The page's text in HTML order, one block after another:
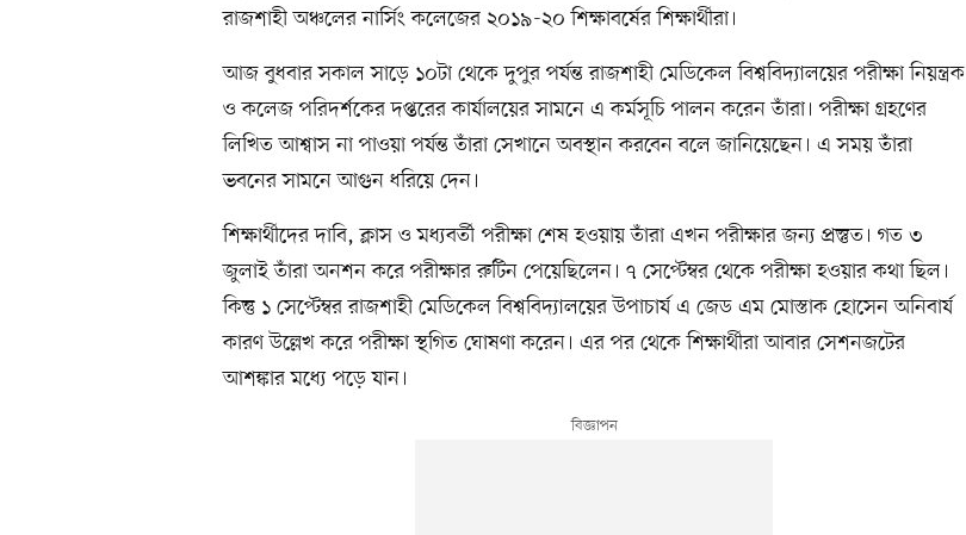
রাজশাহী অঞ্চলের নার্সিং কলেজের ২০১৯-২০ শিক্ষাবর্ষের শিক্ষার্থীরা।
আজ বুধবার সকাল সাড়ে ১০টা থেকে দুপুর পর্যন্ত রাজশাহী মেডিকেল বিশ্ববিদ্যালয়ের পরীক্ষা নিয়ন্ত্রক
ও কলেজ পরিদর্শকের দপ্তরের কার্যালয়ের সামনে এ কর্মসূচি পালন করেন তাঁরা। পরীক্ষা গ্রহণের
লিখিত আশ্বাস না পাওয়া পর্যন্ত তাঁরা সেখানে অবস্থান করবেন বলে জানিয়েছেন। এ সময় তাঁরা
ভবনের সামনে আগুন ধরিয়ে দেন।
শিক্ষার্থীদের দাবি, ক্লাস ও মধ্যবর্তী পরীক্ষা শেষ হওয়ায় তাঁরা এখন পরীক্ষার জন্য প্রস্তুত। গত ৩
জুলাই তাঁরা অনশন করে পরীক্ষার রুটিন পেয়েছিলেন। ৭ সেপ্টেম্বর থেকে পরীক্ষা হওয়ার কথা ছিল।
কিন্তু ১ সেপ্টেম্বর রাজশাহী মেডিকেল বিশ্ববিদ্যালয়ের উপাচার্য এ জেড এম মোস্তাক হোসেন অনিবার্য
কারণ উল্লেখ করে পরীক্ষা স্থগিত ঘোষণা করেন। এর পর থেকে শিক্ষার্থীরা আবার সেশনজটের
আশঙ্কার মধ্যে পড়ে যান।